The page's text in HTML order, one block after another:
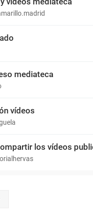
mediateca
vídeos
los vídeos